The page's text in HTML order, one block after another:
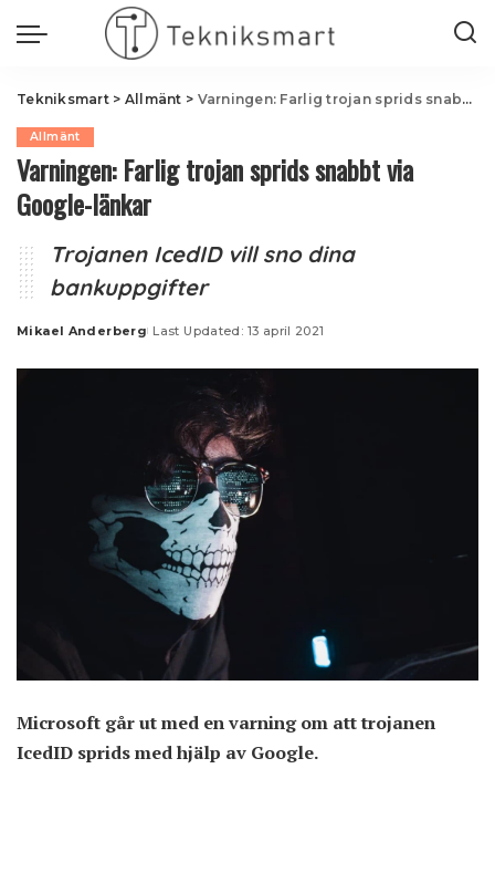
Tekniksmart> Allmänt > Varningen: Farlig trojan sprids snabbt via Google-länkar
Allmänt
Varningen: Farlig trojan sprids snabbt via
Google-länkar
Trojanen IcedID vill sno dina
bankuppgifter
Posted
Mikael Anderberg Last Updated: 13 april 2021
Microsoft går ut med en varning om att trojanen
IcedID sprids med hjälp av Google.